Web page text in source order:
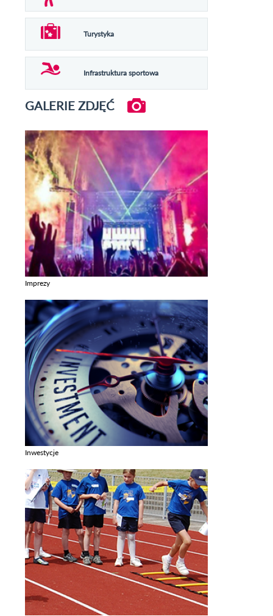
Turystyka
Infrastruktura sportowa
GALERIE ZDJĘĆ
Imprezy
Inwestycje